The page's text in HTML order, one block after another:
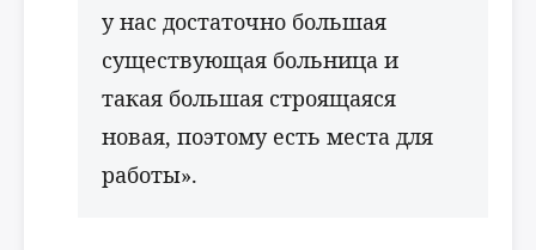
у нас достаточно большая
существующая больница и
такая большая строящаяся
новая, поэтому есть места для
работы».